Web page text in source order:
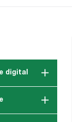
digital